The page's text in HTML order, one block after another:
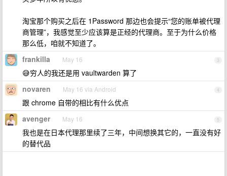
淘宝那个购买之后在 1Password 那边也会提示“您的账单被代理
商管理”，我感觉至少应该算是正经的代理商。至于为什么价格
那么低，咱就不知道了。
3
frankilla May 16
😅穷人的我还是用 vaultwarden 算了
4
novaren May 16 via Android
跟 chrome 自带的相比有什么优点
5
avenger May 16
我也是在日本代理那里续了三年，中间想换其它的，一直没有好
的替代品